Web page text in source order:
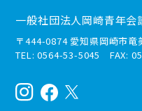
一般社団法人岡崎青年会
〒444-0874 愛知県岡崎市
TEL: 0564-53-5045 FAX: